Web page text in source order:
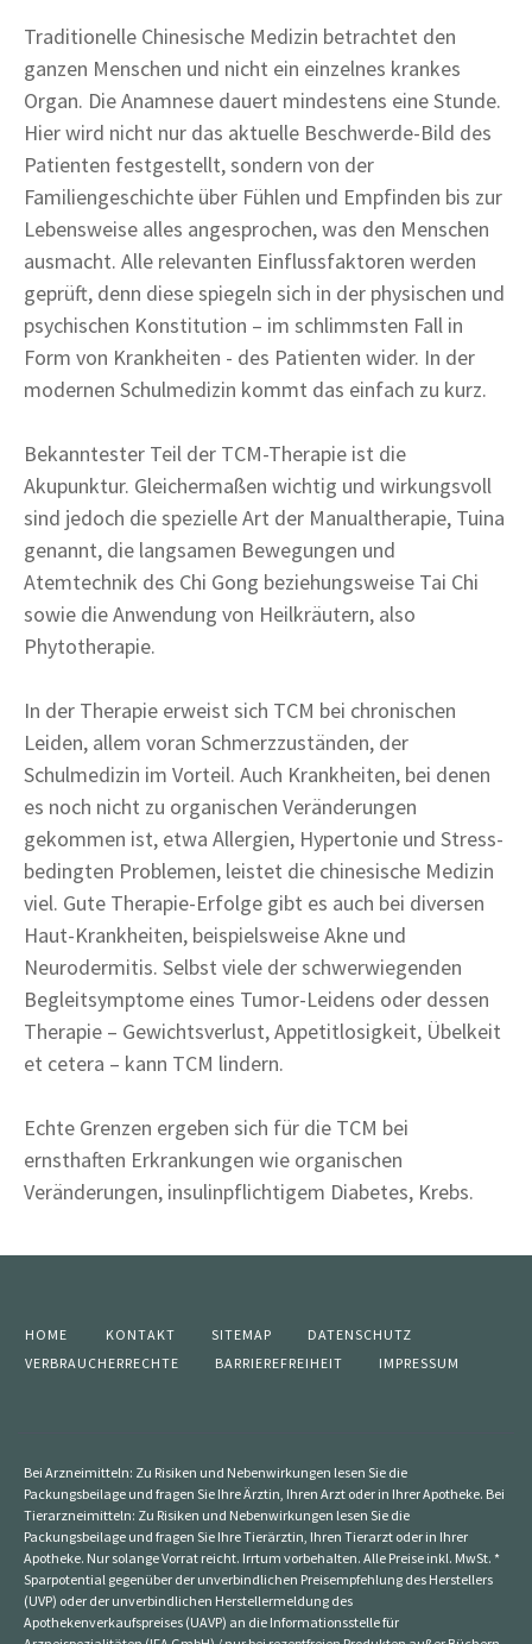
Traditionelle Chinesische Medizin betrachtet den
ganzen Menschen und nicht ein einzelnes krankes
Organ. Die Anamnese dauert mindestens eine Stunde.
Hier wird nicht nur das aktuelle Beschwerde-Bild des
Patienten festgestellt, sondern von der
Familiengeschichte über Fühlen und Empfinden bis zur
Lebensweise alles angesprochen, was den Menschen
ausmacht. Alle relevanten Einflussfaktoren werden
geprüft, denn diese spiegeln sich in der physischen und
psychischen Konstitution – im schlimmsten Fall in
Form von Krankheiten - des Patienten wider. In der
modernen Schulmedizin kommt das einfach zu kurz.
Bekanntester Teil der TCM-Therapie ist die
Akupunktur. Gleichermaßen wichtig und wirkungsvoll
sind jedoch die spezielle Art der Manualtherapie, Tuina
genannt, die langsamen Bewegungen und
Atemtechnik des Chi Gong beziehungsweise Tai Chi
sowie die Anwendung von Heilkräutern, also
Phytotherapie.
In der Therapie erweist sich TCM bei chronischen
Leiden, allem voran Schmerzzuständen, der
Schulmedizin im Vorteil. Auch Krankheiten, bei denen
es noch nicht zu organischen Veränderungen
gekommen ist, etwa Allergien, Hypertonie und Stress-
bedingten Problemen, leistet die chinesische Medizin
viel. Gute Therapie-Erfolge gibt es auch bei diversen
Haut-Krankheiten, beispielsweise Akne und
Neurodermitis. Selbst viele der schwerwiegenden
Begleitsymptome eines Tumor-Leidens oder dessen
Therapie – Gewichtsverlust, Appetitlosigkeit, Übelkeit
et cetera – kann TCM lindern.
Echte Grenzen ergeben sich für die TCM bei
ernsthaften Erkrankungen wie organischen
Veränderungen, insulinpflichtigem Diabetes, Krebs.
HOME KONTAKT SITEMAP
DATENSCHUTZ
VERBRAUCHERRECHTE
BARRIEREFREIHEIT IMPRESSUM
Bei Arzneimitteln: Zu Risiken und Nebenwirkungen lesen Sie die
Packungsbeilage und fragen Sie Ihre Ärztin, Ihren Arzt oder in Ihrer Apotheke. Bei
Tierarzneimitteln: Zu Risiken und Nebenwirkungen lesen Sie die
Packungsbeilage und fragen Sie Ihre Tierärztin, Ihren Tierarzt oder in Ihrer
Apotheke. Nur solange Vorrat reicht. Irrtum vorbehalten. Alle Preise inkl. MwSt. *
Sparpotential gegenüber der unverbindlichen Preisempfehlung des Herstellers
(UVP) oder der unverbindlichen Herstellermeldung des
Apothekenverkaufspreises (UAVP) an die Informationsstelle für